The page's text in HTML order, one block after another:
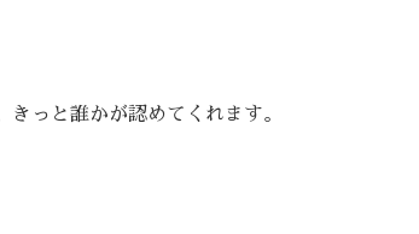
っと誰かが認めてくれます。